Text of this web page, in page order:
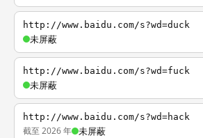
http://www.baidu.com/s?wd=duck
未屏蔽
http://www.baidu.com/s?wd=fuck
未屏蔽
http://www.baidu.com/s?wd=hack
截至 2026 年 未屏蔽